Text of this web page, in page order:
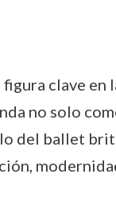
clave en
no solo
del ballet